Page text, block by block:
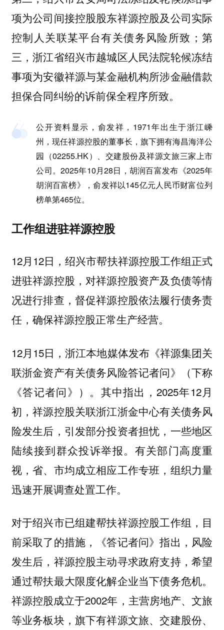
项为公司间接控股股东祥源控股及公司实际
控制人关联某平台有关债务风险所致；第
三，浙江省绍兴市越城区人民法院轮候冻结
事项为安徽祥源与某金融机构所涉金融借款
担保合同纠纷的诉前保全程序所致。
公开资料显示，俞发祥，1971年出生于浙江嵊
州，现任祥源控股的董事长，旗下拥有海昌海洋公
园（02255.HK）、交建股份及祥源文旅三家上市
公司。2025年10月28日，胡润百富发布《2025年
胡润百富榜》，俞发祥以145亿元人民币财富位列
榜单第465位。
工作组进驻祥源控股
12月12日，绍兴市帮扶祥源控股工作组正式
进驻祥源控股，对祥源控股资产及负债等情
况进行排查，督促祥源控股依法履行债务责
任，确保祥源控股正常生产经营。
12月15日，浙江本地媒体发布《祥源集团关
联浙金资产有关债务风险答记者问》（下称
《答记者问》）。其中指出，2025年12月
初，祥源控股关联浙江浙金中心有关债务风
险发生后，引发部分投资者担忧，一些地区
陆续接到群众投诉举报。有关部门高度重
视，省、市均成立相应工作专班，组织力量
迅速开展调查处置工作。
对于绍兴市已组建帮扶祥源控股工作组，目
前采取了的措施，《答记者问》指出，风险
发生后，祥源控股主动寻求政府支持，希望
通过帮扶最大限度化解企业当下债务危机。
祥源控股成立于2002年，主营房地产、文旅
等业务板块，旗下有祥源文旅、交建股份、